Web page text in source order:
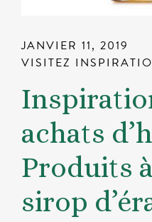
JANVIER 11, 2019
VISITEZ
achats
Produits
sirop